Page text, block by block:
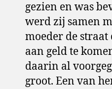
gezien en was
werd zij samen
moeder de straat
aan geld te
daarin al
groot. Een van